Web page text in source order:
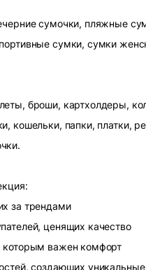
сумочки, пляжные
сумки, сумки
броши, картхолдеры,
кошельки, папки, платки,
за трендами
ценящих качество
которым важен комфорт
создающих